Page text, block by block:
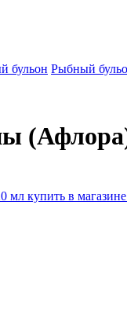
бульон Рыбный